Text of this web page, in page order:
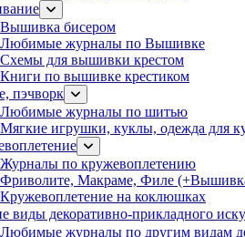
Вышивка бисером
Любимые журналы по Вышивке
Схемы для вышивки крестом
Книги по вышивке крестиком
пэчворк
Любимые журналы по шитью
Мягкие игрушки, куклы, одежда для
Журналы по кружевоплетению
Фриволите, Макраме, Филе
Кружевоплетение на коклюшках
виды декоративно-прикладного
Любимые журналы по другим видам